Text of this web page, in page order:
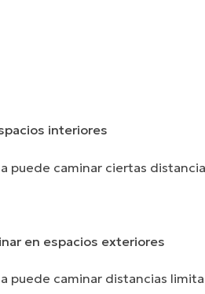
interiores
puede caminar ciertas
en espacios exteriores
puede caminar distancias